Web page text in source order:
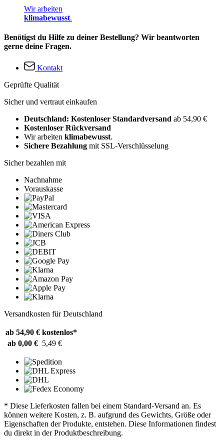
Wir arbeiten
klimabewusst.
Benötigst du Hilfe zu deiner Bestellung? Wir beantworten
gerne deine Fragen.
Kontakt
Geprüfte Qualität
Sicher und vertraut einkaufen
Deutschland: Kostenloser Standardversand ab 54,90 €
Kostenloser Rückversand
Wir arbeiten klimabewusst.
Sichere Bezahlung mit SSL-Verschlüsselung
Sicher bezahlen mit
Nachnahme
Vorauskasse
Versandkosten für Deutschland
ab 54,90 € kostenlos*
ab 0,00 € 5,49 €
* Diese Lieferkosten fallen bei einem Standard-Versand an. Es
können weitere Kosten, z. B. aufgrund des Gewichts, Größe oder
Eigenschaften der Produkte, entstehen. Diese Informationen findest
du direkt in der Produktbeschreibung.